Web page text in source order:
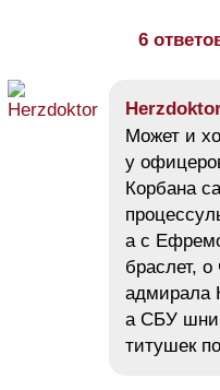
6
Может и
у
Корбана
а с
браслет,
адмирала
а СБУ
титушек